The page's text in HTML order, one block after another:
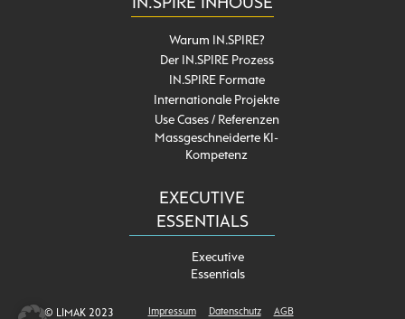
IN.SPIRE INHOUSE
Warum IN.SPIRE?
Der IN.SPIRE Prozess
IN.SPIRE Formate
Internationale Projekte
Use Cases / Referenzen
Massgeschneiderte KI-
Kompetenz
EXECUTIVE
ESSENTIALS
Executive
Essentials
© LIMAK 2023 Impressum Datenschutz AGB